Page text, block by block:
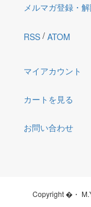
メルマガ登録・
RSS / ATOM
マイアカウント
カートを見る
お問い合わせ
Copyright �・